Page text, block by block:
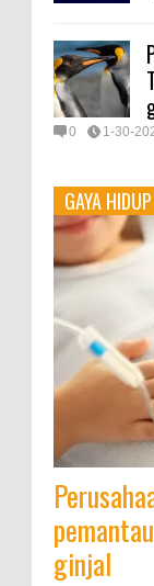
0 1-30-
GAYA HIDUP
ginjal